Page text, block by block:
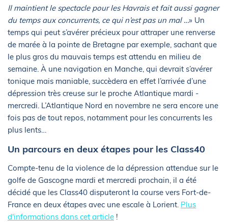
Il maintient le spectacle pour les Havrais et fait aussi gagner
du temps aux concurrents, ce qui n’est pas un mal …» Un
temps qui peut s’avérer précieux pour attraper une renverse
de marée à la pointe de Bretagne par exemple, sachant que
le plus gros du mauvais temps est attendu en milieu de
semaine. À une navigation en Manche, qui devrait s’avérer
tonique mais maniable, succèdera en effet l’arrivée d’une
dépression très creuse sur le proche Atlantique mardi -
mercredi. L’Atlantique Nord en novembre ne sera encore une
fois pas de tout repos, notamment pour les concurrents les
plus lents…
Un parcours en deux étapes pour les Class40
Compte-tenu de la violence de la dépression attendue sur le
golfe de Gascogne mardi et mercredi prochain, il a été
décidé que les Class40 disputeront la course vers Fort-de-
France en deux étapes avec une escale à Lorient. Plus
d'informations dans cet article !